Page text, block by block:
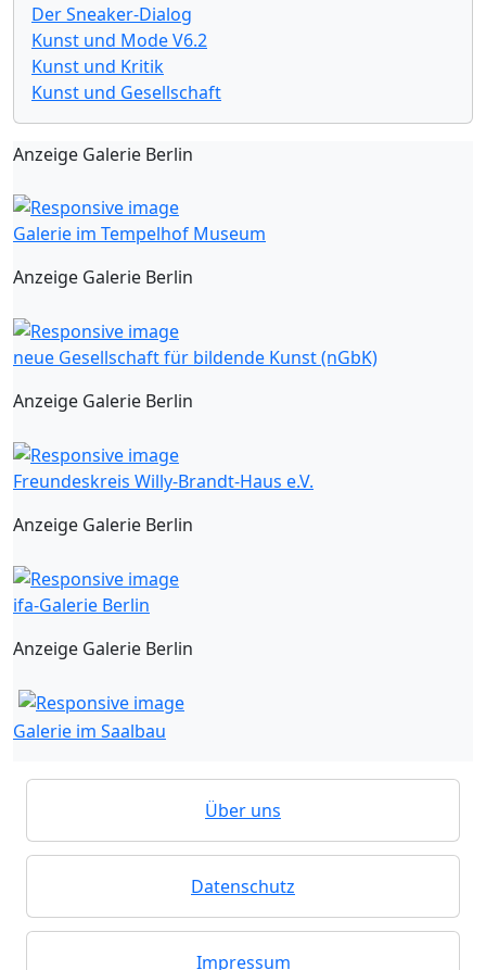
Der Sneaker-Dialog
Kunst und Mode V6.2
Kunst und Kritik
Kunst und Gesellschaft
Anzeige Galerie Berlin
Galerie im Tempelhof Museum
Anzeige Galerie Berlin
neue Gesellschaft für bildende Kunst (nGbK)
Anzeige Galerie Berlin
Freundeskreis Willy-Brandt-Haus e.V.
Anzeige Galerie Berlin
ifa-Galerie Berlin
Anzeige Galerie Berlin
Galerie im Saalbau
Über uns
Datenschutz
Impressum